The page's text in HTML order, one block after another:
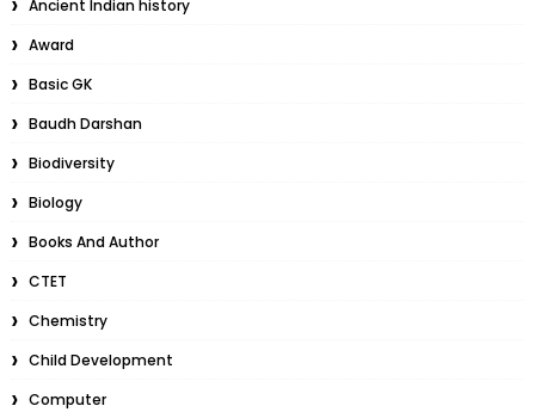
Ancient Indian history
Award
Basic GK
Baudh Darshan
Biodiversity
Biology
Books And Author
CTET
Chemistry
Child Development
Computer